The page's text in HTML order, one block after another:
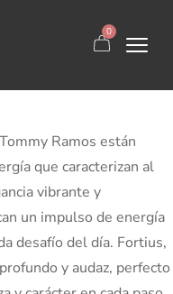
0
Ramos están
que caracterizan al
vibrante y
un impulso de energía
desafío del día. Fortius,
y audaz, perfecto